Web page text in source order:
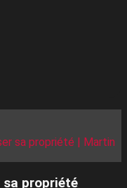
sa propriété | Martin
sa propriété